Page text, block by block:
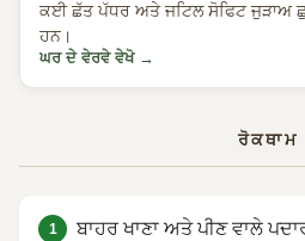
ਕਈ ਛੱਤ ਪੱਧਰ ਅਤੇ ਜਟਿਲ ਸੋਫਿਟ ਜੁੜਾਅ
ਹਨ।
ਘਰ ਦੇ ਵੇਰਵੇ ਵੇਖੋ→
ਰੋਕਥਾਮ
ਬਾਹਰ ਖਾਣਾ ਅਤੇ ਪੀਣ ਵਾਲੇ